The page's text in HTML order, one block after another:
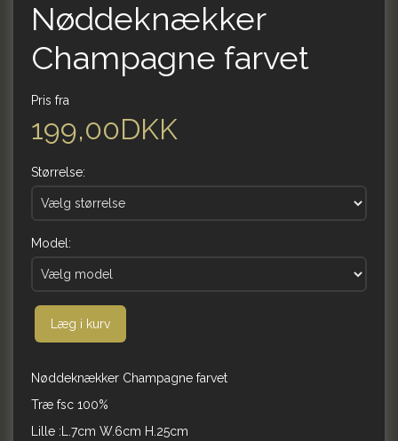
Nøddeknækker
Champagne farvet
Pris fra
199,00DKK
Størrelse:
Model:
Læg i kurv
Nøddeknækker Champagne farvet
Træ fsc 100%
Lille :L.7cm W.6cm H.25cm